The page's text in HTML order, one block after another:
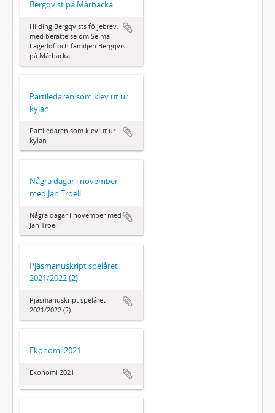
Bergqvist på Mårbacka.
Hilding Bergqvists följebrev,
med berättelse om Selma
Lagerlöf och familjen Bergqvist
på Mårbacka.
Partiledaren som klev ut ur
kylan
Partiledaren som klev ut ur
kylan
Några dagar i november
med Jan Troell
Några dagar i november med
Jan Troell
Pjäsmanuskript spelåret
2021/2022 (2)
Pjäsmanuskript spelåret
2021/2022 (2)
Ekonomi 2021
Ekonomi 2021